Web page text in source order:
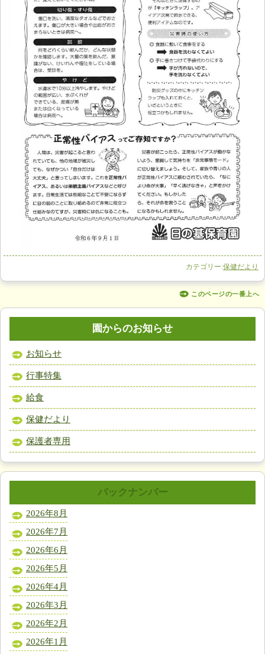
カテゴリー:保健だより
このページの一番上へ
園からのお知らせ
お知らせ
行事特集
給食
保健だより
保護者専用
バックナンバー
2026年8月
2026年7月
2026年6月
2026年5月
2026年4月
2026年3月
2026年2月
2026年1月